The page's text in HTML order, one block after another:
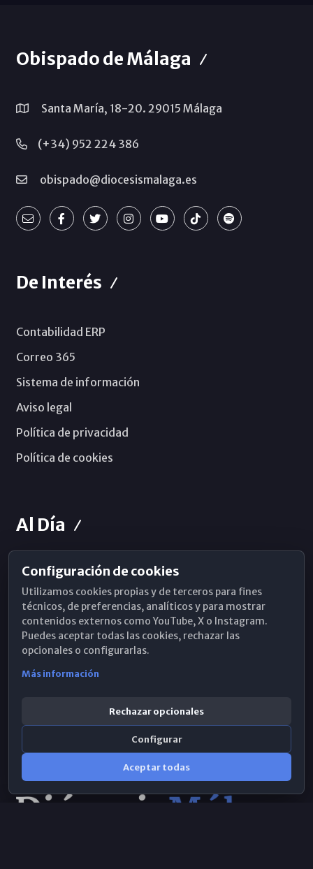
Obispado de Málaga
Santa María, 18-20. 29015 Málaga
(+34) 952 224 386
obispado@diocesismalaga.es
De Interés
Contabilidad ERP
Correo 365
Sistema de información
Aviso legal
Política de privacidad
Política de cookies
Al Día
Horarios de Misa
Hemeroteca
WhatsApp
Configuración de cookies
Utilizamos cookies propias y de terceros para fines
técnicos, de preferencias, analíticos y para mostrar
contenidos externos como YouTube, X o Instagram.
Puedes aceptar todas las cookies, rechazar las
opcionales o configurarlas.
Más información
Rechazar opcionales
Configurar
Aceptar todas